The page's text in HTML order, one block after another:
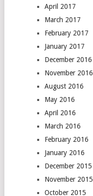
April 2017
March 2017
February 2017
January 2017
December 2016
November 2016
August 2016
May 2016
April 2016
March 2016
February 2016
January 2016
December 2015
November 2015
October 2015